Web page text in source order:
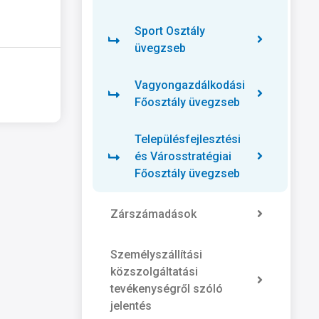
Sport Osztály
üvegzseb
Vagyongazdálkodási
Főosztály üvegzseb
Településfejlesztési
és Városstratégiai
Főosztály üvegzseb
Zárszámadások
Személyszállítási
közszolgáltatási
tevékenységről szóló
jelentés